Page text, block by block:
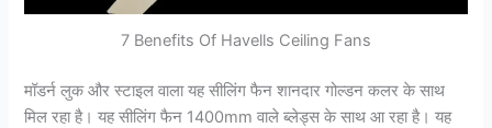
7 Benefits Of Havells Ceiling Fans
मॉडर्न लुक और स्टाइल वाला यह सीलिंग फैन शानदार गोल्डन कलर के साथ
मिल रहा है। यह सीलिंग फैन 1400mm वाले ब्लेड्स के साथ आ रहा है। यह